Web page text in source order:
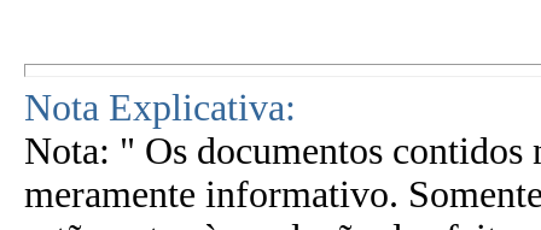
Nota Explicativa:
Nota: " Os documentos contidos
meramente informativo.